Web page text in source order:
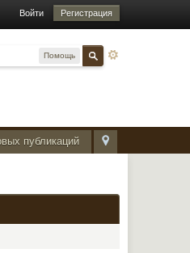
Войти Регистрация
Помощь
публикаций